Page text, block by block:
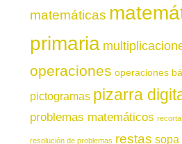
matemáticas
primaria
operaciones operaciones
pictogramas pizarra
problemas matemáticos
resolución de problemas restas sopa